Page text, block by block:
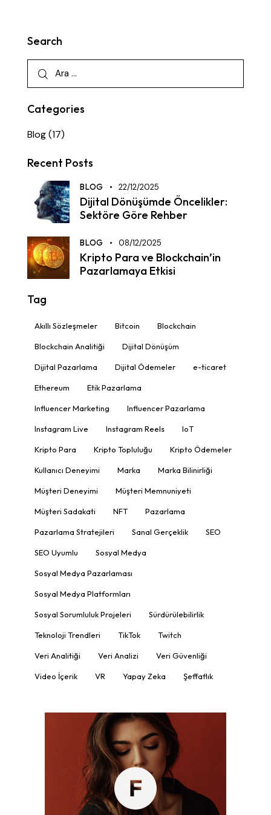
Search
Categories
Blog(17)
Recent Posts
BLOG 22/12/2025
Dijital Dönüşümde Öncelikler:
Sektöre Göre Rehber
BLOG 08/12/2025
Kripto Para ve Blockchain’in
Pazarlamaya Etkisi
Tag
Akıllı Sözleşmeler Bitcoin Blockchain
Blockchain Analitiği Dijital Dönüşüm
Dijital Pazarlama Dijital Ödemeler e-ticaret
Ethereum Etik Pazarlama
Influencer Marketing Influencer Pazarlama
Instagram Live Instagram Reels IoT
Kripto Para Kripto Topluluğu Kripto Ödemeler
Kullanıcı Deneyimi Marka Marka Bilinirliği
Müşteri Deneyimi Müşteri Memnuniyeti
Müşteri Sadakati NFT Pazarlama
Pazarlama Stratejileri Sanal Gerçeklik SEO
SEO Uyumlu Sosyal Medya
Sosyal Medya Pazarlaması
Sosyal Medya Platformları
Sosyal Sorumluluk Projeleri Sürdürülebilirlik
Teknoloji Trendleri TikTok Twitch
Veri Analitiği Veri Analizi Veri Güvenliği
Video İçerik VR Yapay Zeka Şeffaflık